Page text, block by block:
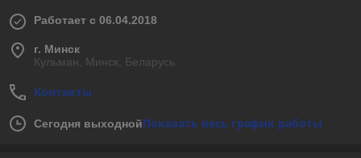
Работает с 06.04.2018
г. Минск
Кульман, Минск, Беларусь
Контакты
Сегодня выходнойПоказать весь график работы